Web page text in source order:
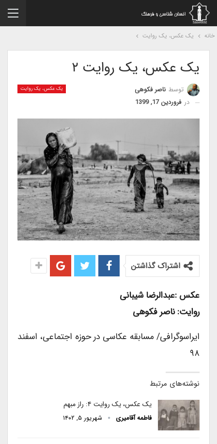
یک عکس، یک روایت
یک عکس، یک روایت ۲
یک عکس، یک روایت توسطناصر فکوهی
درفروردین 17, 1399
اشتراک گذاشتن
عکس :عبدالرضا شیبانی
روایت: ناصر فکوهی
ایراسوگرافی/ مسابقه عکاسی در حوزه اجتماعی، اسفند
۹۸
نوشته‌های مرتبط
یک عکس، یک روایت ۴: راز مبهم
فاطمه آقامیری شهریور ۵, ۱۴۰۲